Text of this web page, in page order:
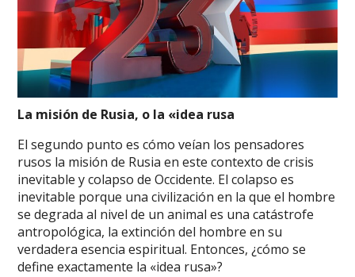
La misión de Rusia, o la «idea rusa
El segundo punto es cómo veían los pensadores
rusos la misión de Rusia en este contexto de crisis
inevitable y colapso de Occidente. El colapso es
inevitable porque una civilización en la que el hombre
se degrada al nivel de un animal es una catástrofe
antropológica, la extinción del hombre en su
verdadera esencia espiritual. Entonces, ¿cómo se
define exactamente la «idea rusa»?